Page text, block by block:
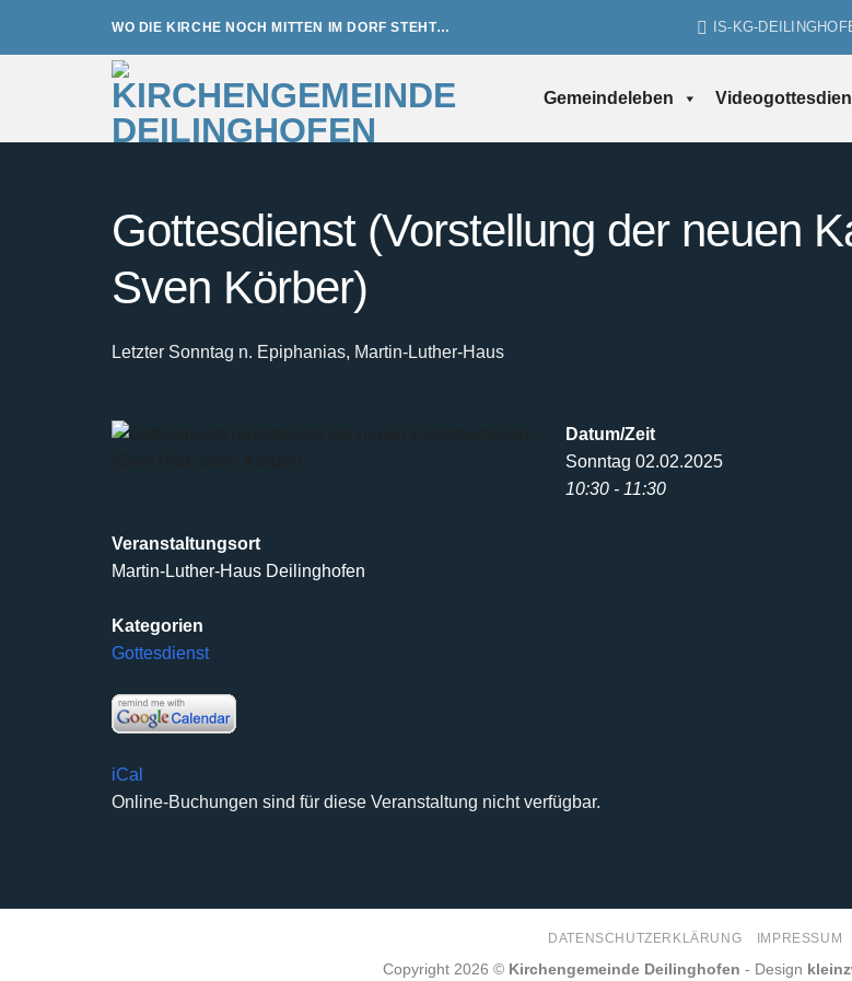
WO DIE KIRCHE NOCH MITTEN IM DORF STEHT… IS-KG-
Gemeindeleben
Gottesdienst (Vorstellung der neuen
Sven Körber)
Letzter Sonntag n. Epiphanias, Martin-Luther-Haus
Datum/Zeit
Sonntag 02.02.2025
10:30 - 11:30
Veranstaltungsort
Martin-Luther-Haus Deilinghofen
Kategorien
Gottesdienst
iCal
Online-Buchungen sind für diese Veranstaltung nicht verfügbar.
DATENSCHUTZERKLÄRUNG IMPRESSUM
Copyright 2026 © Kirchengemeinde Deilinghofen - Design